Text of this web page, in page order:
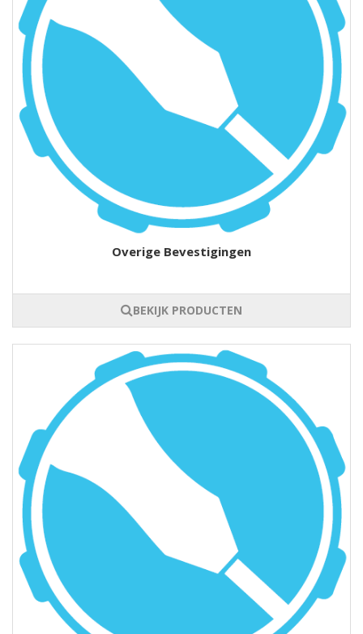
Overige Bevestigingen
BEKIJK PRODUCTEN